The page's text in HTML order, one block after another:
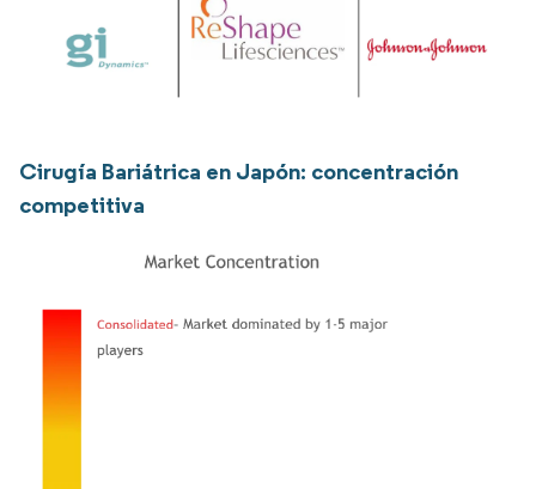
Cirugía Bariátrica en Japón: concentración
competitiva